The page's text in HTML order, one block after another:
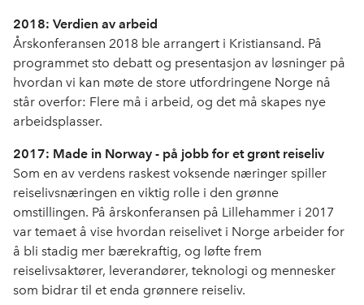
2018: Verdien av arbeid
Årskonferansen 2018 ble arrangert i Kristiansand. På
programmet sto debatt og presentasjon av løsninger på
hvordan vi kan møte de store utfordringene Norge nå
står overfor: Flere må i arbeid, og det må skapes nye
arbeidsplasser.
2017: Made in Norway - på jobb for et grønt reiseliv
Som en av verdens raskest voksende næringer spiller
reiselivsnæringen en viktig rolle i den grønne
omstillingen. På årskonferansen på Lillehammer i 2017
var temaet å vise hvordan reiselivet i Norge arbeider for
å bli stadig mer bærekraftig, og løfte frem
reiselivsaktører, leverandører, teknologi og mennesker
som bidrar til et enda grønnere reiseliv.